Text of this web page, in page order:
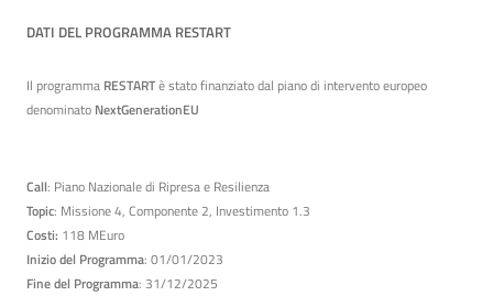
DATI DEL PROGRAMMA RESTART
Il programma RESTARTè stato finanziato dal piano di intervento europeo
denominato NextGenerationEU
Call: Piano Nazionale di Ripresa e Resilienza
Topic: Missione 4, Componente 2, Investimento 1.3
Costi: 118 MEuro
Inizio del Programma: 01/01/2023
Fine del Programma: 31/12/2025